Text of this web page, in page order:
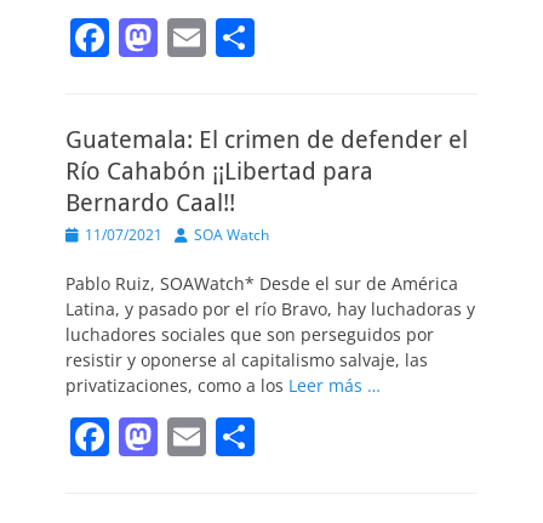
F
e
b
o
o
k
M
o
d
o
n
E
l p
ar
tir
Guatemala: El crimen de defender el
Río Cahabón ¡¡Libertad para
Bernardo Caal!!
Publicado
11/07/2021 AutorSOA Watch
Pablo Ruiz, SOAWatch* Desde el sur de América
Latina, y pasado por el río Bravo, hay luchadoras y
luchadores sociales que son perseguidos por
resistir y oponerse al capitalismo salvaje, las
privatizaciones, como a los Leer más …
F M E